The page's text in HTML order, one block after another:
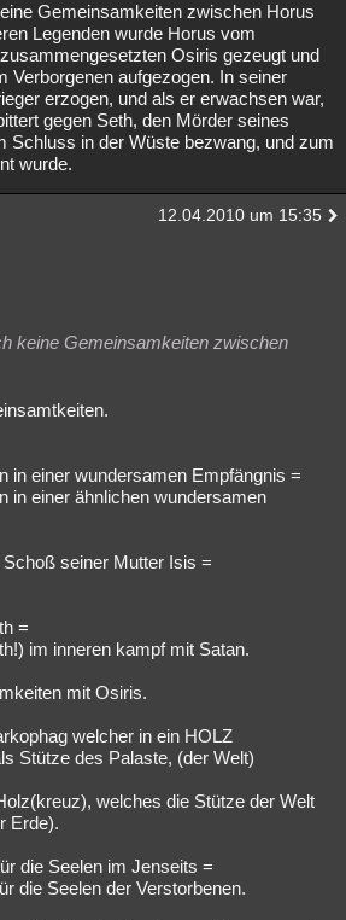
Gemeinsamkeiten zwischen Horus
Legenden wurde Horus vom
Osiris gezeugt und
Verborgenen aufgezogen. In seiner
erzogen, und als er erwachsen war,
gegen Seth, den Mörder seines
Schluss in der Wüste bezwang, und zum
wurde.
12.04.2010 um 15:35
keine Gemeinsamkeiten zwischen
in einer wundersamen Empfängnis =
in einer ähnlichen wundersamen
seiner Mutter Isis =
=
im inneren kampf mit Satan.
mit Osiris.
welcher in ein HOLZ
Stütze des Palaste, (der Welt)
welches die Stütze der Welt
Erde).
die Seelen im Jenseits =
die Seelen der Verstorbenen.